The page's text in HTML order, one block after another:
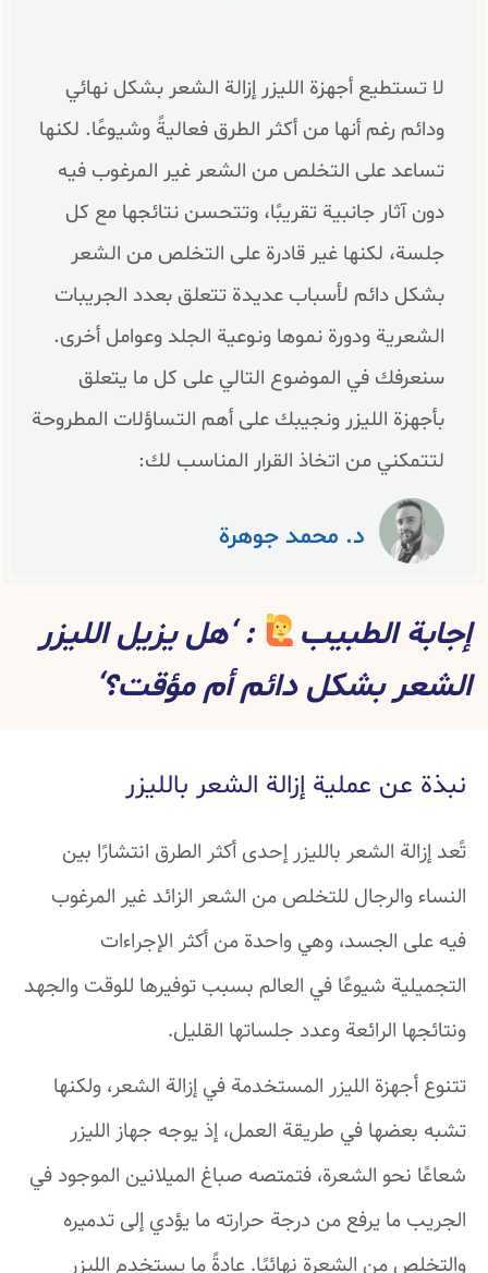
لا تستطيع أجهزة الليزر إزالة الشعر بشكل نهائي
ودائم رغم أنها من أكثر الطرق فعاليةً وشيوعًا. لكنها
تساعد على التخلص من الشعر غير المرغوب فيه
دون آثار جانبية تقريبًا، وتتحسن نتائجها مع كل
جلسة، لكنها غير قادرة على التخلص من الشعر
بشكل دائم لأسباب عديدة تتعلق بعدد الجريبات
الشعرية ودورة نموها ونوعية الجلد وعوامل أخرى.
سنعرفك في الموضوع التالي على كل ما يتعلق
بأجهزة الليزر ونجيبك على أهم التساؤلات المطروحة
لتتمكني من اتخاذ القرار المناسب لك:
د. محمد جوهرة
إجابة الطبيب
: ‘هل يزيل الليزر
الشعر بشكل دائم أم مؤقت؟‘
نبذة عن عملية إزالة الشعر بالليزر
تًعد إزالة الشعر بالليزر إحدى أكثر الطرق انتشارًا بين
النساء والرجال للتخلص من الشعر الزائد غير المرغوب
فيه على الجسد، وهي واحدة من أكثر الإجراءات
التجميلية شيوعًا في العالم بسبب توفيرها للوقت والجهد
ونتائجها الرائعة وعدد جلساتها القليل.
تتنوع أجهزة الليزر المستخدمة في إزالة الشعر، ولكنها
تشبه بعضها في طريقة العمل، إذ يوجه جهاز الليزر
شعاعًا نحو الشعرة، فتمتصه صباغ الميلانين الموجود في
الجريب ما يرفع من درجة حرارته ما يؤدي إلى تدميره
والتخلص من الشعرة نهائيًا. عادةً ما يستخدم الليزر